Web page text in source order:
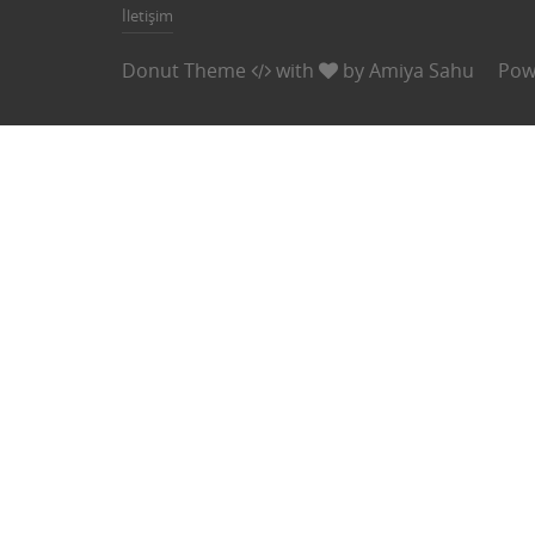
İletişim
Donut Theme with byAmiya Sahu